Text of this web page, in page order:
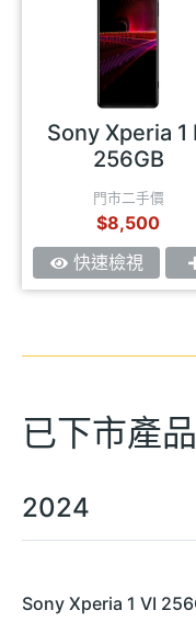
Sony Xperia 1
256GB
門市二手價
$8,500
快速檢視
已下市產品
2024
Sony Xperia 1 VI